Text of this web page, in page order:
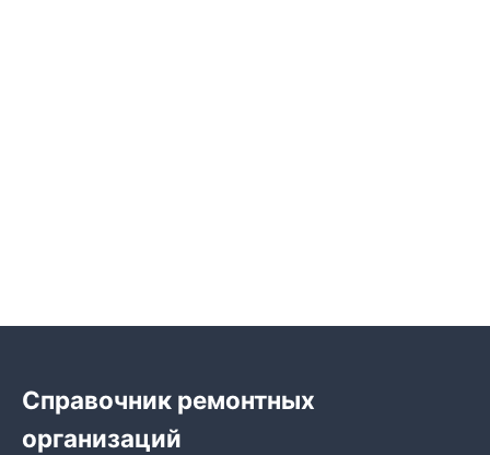
Справочник ремонтных
организаций